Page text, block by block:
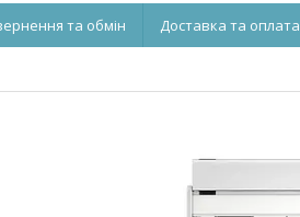
та обмін Доставка та оплата